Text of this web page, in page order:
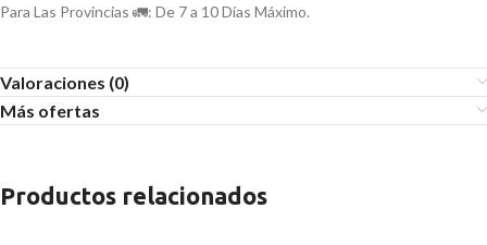
Para Las Provincias 🚛: De 7 a 10 Días Máximo.
Valoraciones (0)
Más ofertas
Productos relacionados